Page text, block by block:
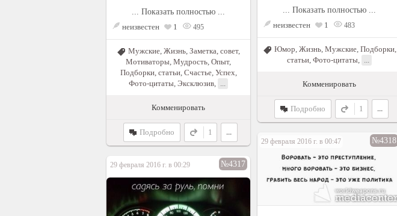
... Показать полностью ...
неизвестен
1 495
Мужские, Жизнь, Заметка, совет,
Мотиваторы, Мудрость, Опыт,
Подборки, статьи, Счастье, Успех,
Фото-цитаты, Эксклюзив, ...
Комменировать
Подробно 1 ...
... Показать полностью ...
неизвестен
1 483
Юмор Жизнь, Мужские, Подборки,
статьи Фото-цитаты
Комменировать
Подробно 1 ...
29 февраля 2016 г. в 00:47 №4318
29 февраля 2016 г. в 00:29 №4317